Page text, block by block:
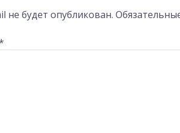
не будет опубликован.